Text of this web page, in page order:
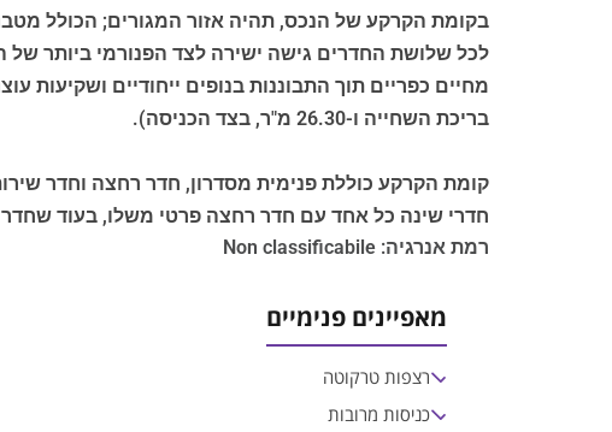
בקומת הקרקע של הנכס, תהיה אזור המגורים; הכולל מטבח
לכל שלושת החדרים גישה ישירה לצד הפנורמי ביותר של
בריכת השחייה ו-26.30 מ"ר, בצד הכניסה).
קומת הקרקע כוללת פנימית מסדרון, חדר רחצה וחדר
חדרי שינה כל אחד עם חדר רחצה פרטי משלו, בעוד שחדר
רמת אנרגיה: Non classificabile
מאפיינים פנימיים
רצפות טרקוטה
כניסות מרובות